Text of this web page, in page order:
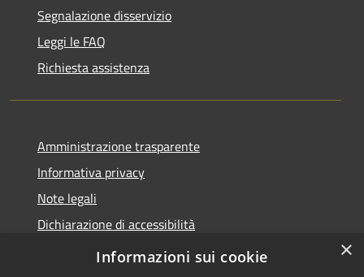
Segnalazione disservizio
Leggi le FAQ
Richiesta assistenza
Amministrazione trasparente
Informativa privacy
Note legali
Dichiarazione di accessibilità
WhistleblowingPA
×
Informazioni sui cookie